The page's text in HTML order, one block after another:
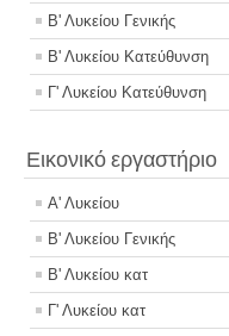
Β' Λυκείου Γενικής
Β' Λυκείου Κατεύθυνση
Γ' Λυκείου Κατεύθυνση
Εικονικό εργαστήριο
Α' Λυκείου
Β' Λυκείου Γενικής
Β' Λυκείου κατ
Γ' Λυκείου κατ